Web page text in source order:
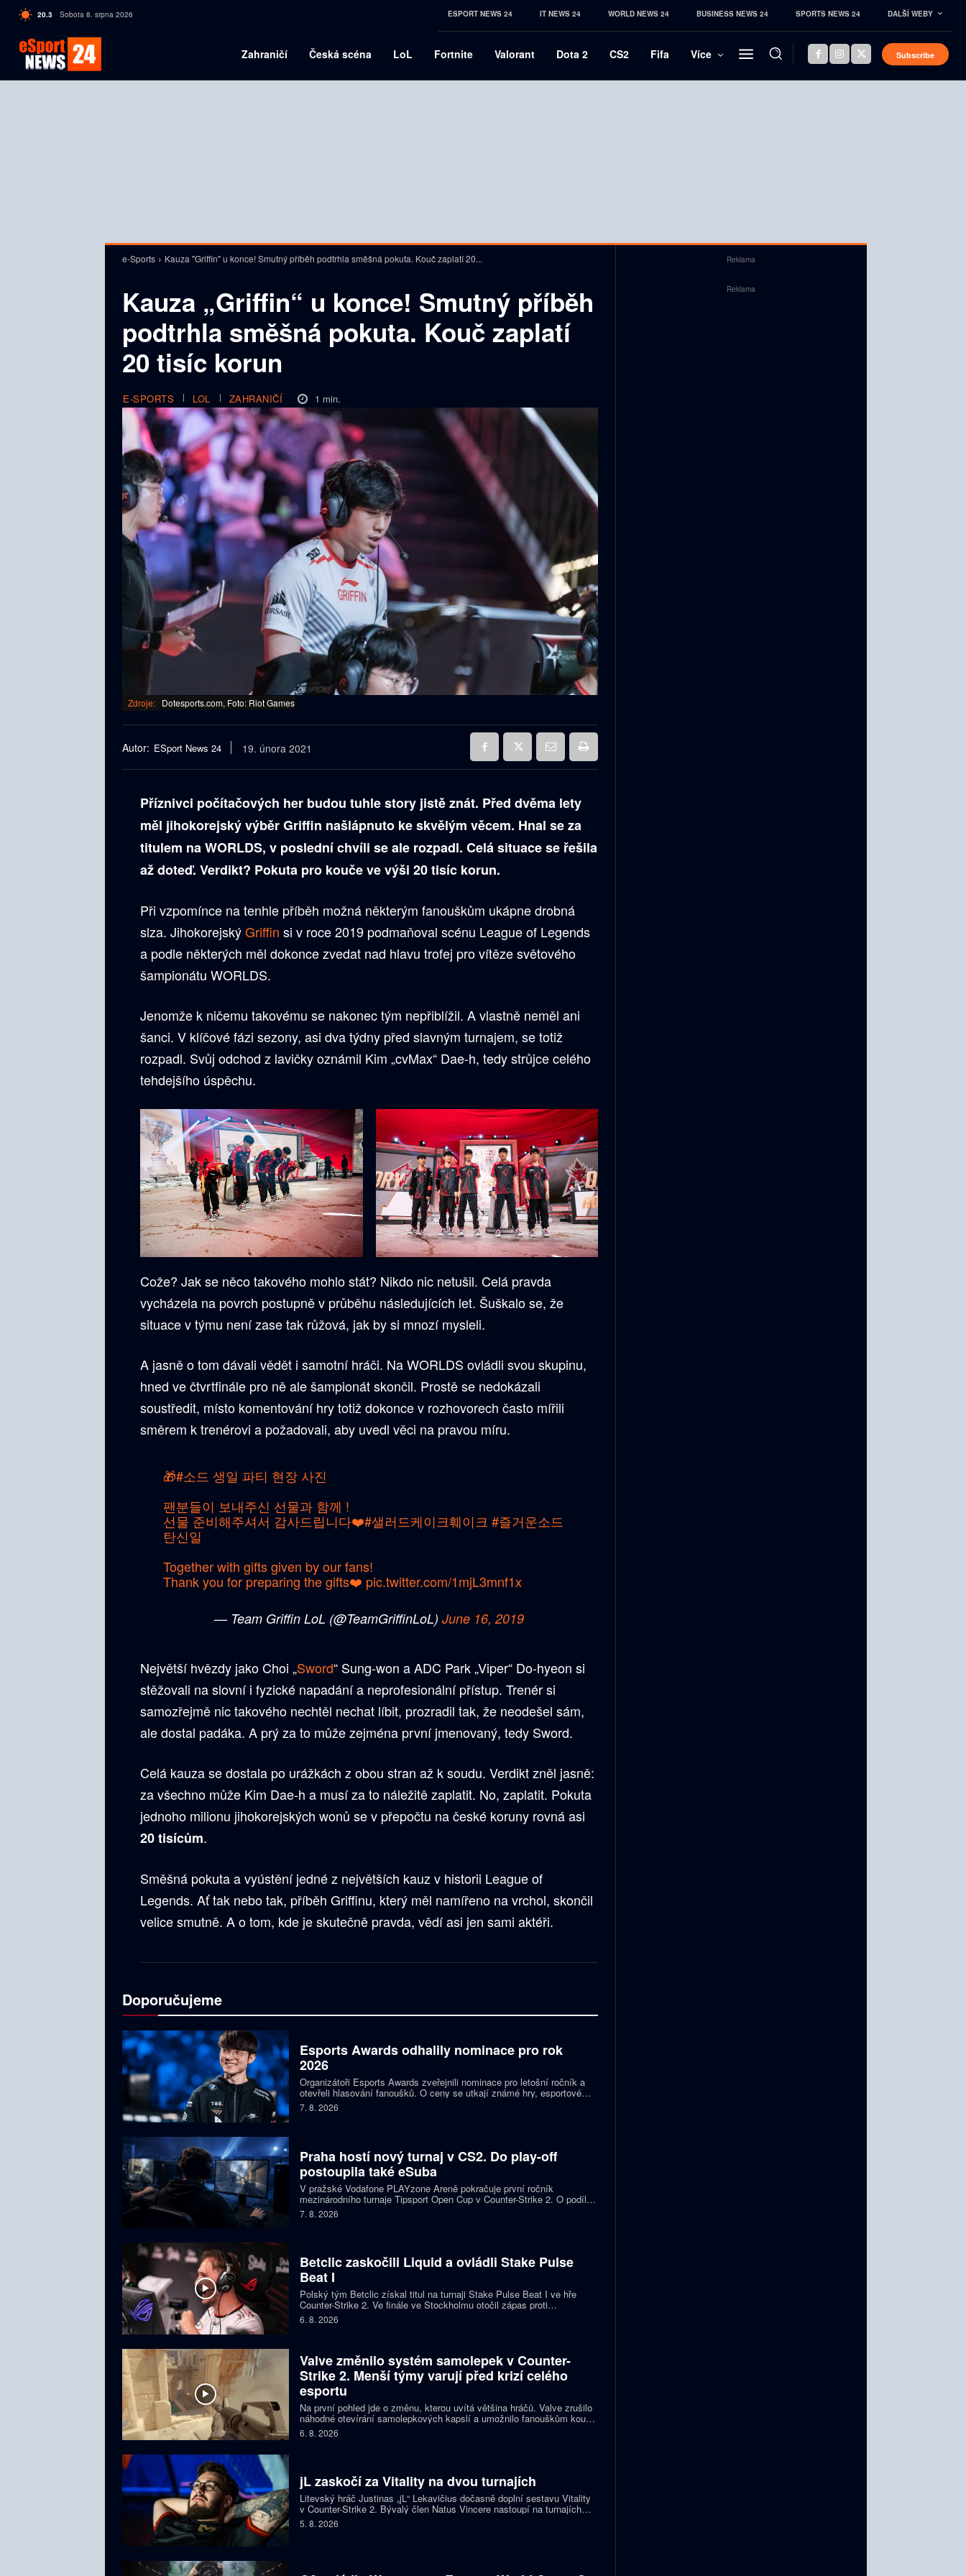
20.3 C Czech
Sobota 8. srpna 2026 ESPORT NEWS 24 IT NEWS 24 WORLD NEWS 24 BUSINESS NEWS 24 SPORTS NEWS 24 DALŠÍ WEBY
Zahraničí Česká scéna LoL Fortnite Valorant Dota 2 CS2 Fifa Více Subscribe
e-Sports Kauza "Griffin" u konce! Smutný příběh podtrhla směšná pokuta. Kouč zaplatí 20...
Kauza „Griffin“ u konce! Smutný příběh
podtrhla směšná pokuta. Kouč zaplatí
20 tisíc korun
E-SPORTS LOL ZAHRANIČÍ 1 min.
Zdroje: Dotesports.com, Foto: Riot Games
Autor: ESport News 24 19. února 2021
Příznivci počítačových her budou tuhle story jistě znát. Před dvěma lety
měl jihokorejský výběr Griffin našlápnuto ke skvělým věcem. Hnal se za
titulem na WORLDS, v poslední chvíli se ale rozpadl. Celá situace se řešila
až doteď. Verdikt? Pokuta pro kouče ve výši 20 tisíc korun.
Při vzpomínce na tenhle příběh možná některým fanouškům ukápne drobná
slza. JihokorejskýGriffin si v roce 2019 podmaňoval scénu League of Legends
a podle některých měl dokonce zvedat nad hlavu trofej pro vítěze světového
šampionátu WORLDS.
Jenomže k ničemu takovému se nakonec tým nepřiblížil. A vlastně neměl ani
šanci. V klíčové fázi sezony, asi dva týdny před slavným turnajem, se totiž
rozpadl. Svůj odchod z lavičky oznámil Kim „cvMax“ Dae-h, tedy strůjce celého
tehdejšího úspěchu.
Cože? Jak se něco takového mohlo stát? Nikdo nic netušil. Celá pravda
vycházela na povrch postupně v průběhu následujících let. Šuškalo se, že
situace v týmu není zase tak růžová, jak by si mnozí mysleli.
A jasně o tom dávali vědět i samotní hráči. Na WORLDS ovládli svou skupinu,
hned ve čtvrtfinále pro ně ale šampionát skončil. Prostě se nedokázali
soustředit, místo komentování hry totiž dokonce v rozhovorech často mířili
směrem k trenérovi a požadovali, aby uvedl věci na pravou míru.
🎁#소드 생일 파티 현장 사진
팬분들이 보내주신 선물과 함께 !
선물 준비해주셔서 감사드립니다❤️#샐러드케이크훼이크 #즐거운소드
탄신일
Together with gifts given by our fans!
Thank you for preparing the gifts❤️ pic.twitter.com/1mjL3mnf1x
— Team Griffin LoL (@TeamGriffinLoL)June 16, 2019
Největší hvězdy jako Choi „Sword“ Sung-won a ADC Park „Viper“ Do-hyeon si
stěžovali na slovní i fyzické napadání a neprofesionální přístup. Trenér si
samozřejmě nic takového nechtěl nechat líbit, prozradil tak, že neodešel sám,
ale dostal padáka. A prý za to může zejména první jmenovaný, tedy Sword.
Celá kauza se dostala po urážkách z obou stran až k soudu. Verdikt zněl jasně:
za všechno může Kim Dae-h a musí za to náležitě zaplatit. No, zaplatit. Pokuta
jednoho milionu jihokorejských wonů se v přepočtu na české koruny rovná asi
20 tisícům.
Směšná pokuta a vyústění jedné z největších kauz v historii League of
Legends. Ať tak nebo tak, příběh Griffinu, který měl namířeno na vrchol, skončil
velice smutně. A o tom, kde je skutečně pravda, vědí asi jen sami aktéři.
Doporučujeme
Esports Awards odhalily nominace pro rok
2026
Organizátoři Esports Awards zveřejnili nominace pro letošní ročník a
otevřeli hlasování fanoušků. O ceny se utkají známé hry, esportové
týmy, streameři i další osobnosti scény. Mezi nominovanými nechybějí
Faker, Jynxzi, Kai Cenat nebo IShowSpeed.
7. 8. 2026
Praha hostí nový turnaj v CS2. Do play-off
postoupila také eSuba
V pražské Vodafone PLAYzone Areně pokračuje první ročník
mezinárodního turnaje Tipsport Open Cup v Counter-Strike 2. O podíl z
prize poolu 11 tisíc eur a body do žebříčku VRS bojuje devět týmů.
Česká eSuba si už zajistila postup do play-off.
7. 8. 2026
Betclic zaskočili Liquid a ovládli Stake Pulse
Beat I
Polský tým Betclic získal titul na turnaji Stake Pulse Beat I ve hře
Counter-Strike 2. Ve finále ve Stockholmu otočil zápas proti
favorizovaným Liquid a zvítězil 2:1 na mapy.
6. 8. 2026
Valve změnilo systém samolepek v Counter-
Strike 2. Menší týmy varují před krizí celého
esportu
Na první pohled jde o změnu, kterou uvítá většina hráčů. Valve zrušilo
náhodné otevírání samolepkových kapslí a umožnilo fanouškům koupit
si přímo samolepku svého oblíbeného týmu nebo hráče. Podle řady
organizací ale nový systém dramaticky snižuje jejich příjmy a může
6. 8. 2026
jL zaskočí za Vitality na dvou turnajích
Litevský hráč Justinas „jL“ Lekavičius dočasně doplní sestavu Vitality
v Counter-Strike 2. Bývalý člen Natus Vincere nastoupí na turnajích
BLAST Open Porto a PGL Masters Bucharest.
5. 8. 2026
Reklama
Reklama